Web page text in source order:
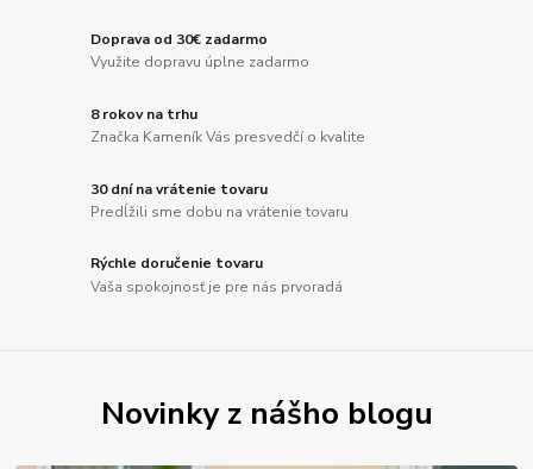
Doprava od 30€ zadarmo
Využite dopravu úplne zadarmo
8 rokov na trhu
Značka Kameník Vás presvedčí o kvalite
30 dní na vrátenie tovaru
Predĺžili sme dobu na vrátenie tovaru
Rýchle doručenie tovaru
Vaša spokojnosť je pre nás prvoradá
Novinky z nášho blogu